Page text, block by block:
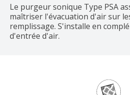
Le purgeur sonique Type PSA
maîtriser l'évacuation d'air sur
remplissage. S'installe en
d'entrée d'air.